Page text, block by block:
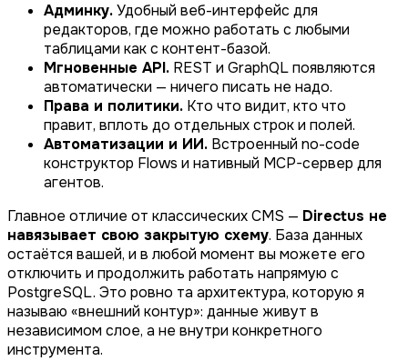
Админку.Удобный веб-интерфейс для
редакторов, где можно работать с любыми
таблицами как с контент-базой.
Мгновенные API. REST и GraphQL появляются
автоматически — ничего писать не надо.
Права и политики. Кто что видит, кто что
правит, вплоть до отдельных строк и полей.
Автоматизации и ИИ. Встроенный no-code
конструктор Flows и нативный MCP-сервер для
агентов.
Главное отличие от классических CMS — Directus не
навязывает свою закрытую схему. База данных
остаётся вашей, и в любой момент вы можете его
отключить и продолжить работать напрямую с
PostgreSQL. Это ровно та архитектура, которую я
называю «внешний контур»: данные живут в
независимом слое, а не внутри конкретного
инструмента.